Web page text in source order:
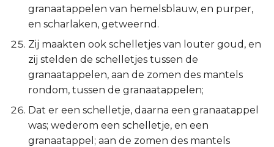
granaatappelen van hemelsblauw, en purper,
en scharlaken, getweernd.
Zij maakten ook schelletjes van louter goud, en
zij stelden de schelletjes tussen de
granaatappelen, aan de zomen des mantels
rondom, tussen de granaatappelen;
Dat er een schelletje, daarna een granaatappel
was; wederom een schelletje, en een
granaatappel; aan de zomen des mantels